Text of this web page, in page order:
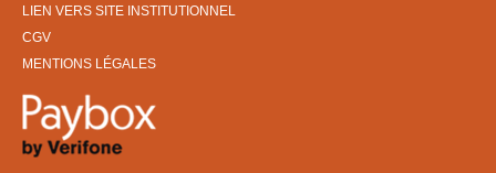
LIEN VERS SITE INSTITUTIONNEL
CGV
MENTIONS LÉGALES